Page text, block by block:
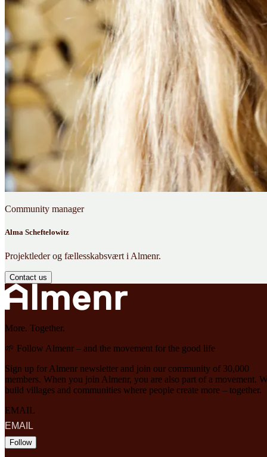
Community manager
Alma Scheftelowitz
Projektleder og fællesskabsvært i Almenr.
Contact us
More. Together.
🌱 Follow Almenr – and the movement for the good life
Sign up for Almenr newsletter and join our community of 30,000
members. When you join Almenr, you are also part of a movement.
build villages and communities where people create more – together.
EMAIL
Follow